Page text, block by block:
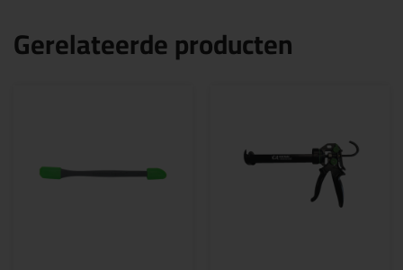
Gerelateerde producten